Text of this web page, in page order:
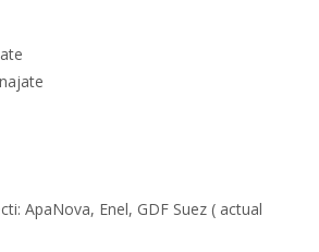
ApaNova, Enel, GDF Suez ( actual